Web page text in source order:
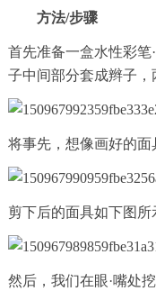
方法/步骤
首先准备一盒水性彩笔
子中间部分套成辫子，
将事先，想像画好的面
剪下后的面具如下图所
然后，我们在眼·嘴处